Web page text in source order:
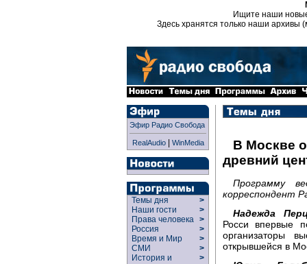
Ищите наши
Здесь хранятся только наши архивы
Эфир Радио Свобода
RealAudio| WinMedia
Темы дня
>
Наши гости
>
Права человека >
Россия
>
Время и Мир
>
СМИ
>
История и
>
В Москве
древний
Программу
корреспондент
Надежда
Росси впервые
организаторы
открывшейся в